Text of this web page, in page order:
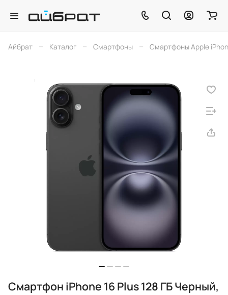
Айбрат – Каталог – Смартфоны – Смартфоны Apple
Смартфон iPhone 16 Plus 128 ГБ Черный,